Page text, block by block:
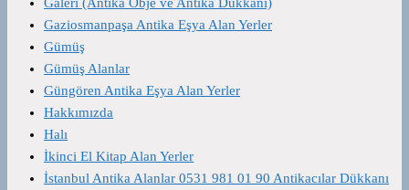
Gaziosmanpaşa Antika Eşya Alan Yerler
Gümüş
Gümüş Alanlar
Güngören Antika Eşya Alan Yerler
Hakkımızda
Halı
İkinci El Kitap Alan Yerler
İstanbul Antika Alanlar 0531 981 01 90 Antikacılar Dükkanı